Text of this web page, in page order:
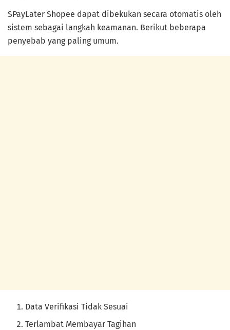
SPayLater Shopee dapat dibekukan secara otomatis oleh
sistem sebagai langkah keamanan. Berikut beberapa
penyebab yang paling umum.
Data Verifikasi Tidak Sesuai
Terlambat Membayar Tagihan